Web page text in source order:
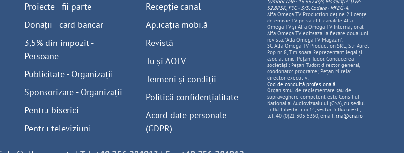
Proiecte - fii parte
Donații - card bancar
3,5% din impozit -
Persoane
Publicitate - Organizații
Sponsorizare - Organizații
Pentru biserici
Pentru televiziuni
Recepție canal
Aplicația mobilă
Revistă
Tu și AOTV
Termeni și condiții
Politică confidențialitate
Acord date personale
(GDPR)
Symbol rate - 16.667 ks/s, Modulație: DVB-
S2,8PSK, FEC - 3/5, Codare - MPEG-4.
Alfa Omega TV Production deține 2 licențe
de emisie TV pe satelit: canalele Alfa
Omega TV și Alfa Omega TV Internațional.
Alfa Omega TV editeaza, la fiecare doua luni,
revista: "Alfa Omega TV Magazin".
SC Alfa Omega TV Production SRL, Str Aurel
Pop nr. 8, Timisoara. Reprezentant legal și
asociat unic: Pețan Tudor. Conducerea
societății: Pețan Tudor: director general,
coodonator programe; Pețan Mirela:
director executiv;
Cod de conduită profesională
Organismul de reglementare sau de
supraveghere competent este Consiliul
National al Audiovizualului (CNA), cu sediul
in Bd. Libertatii nr.14, sector 5, Bucuresti,
tel: 40 (0)21 305 5350, email: cna@cna.ro